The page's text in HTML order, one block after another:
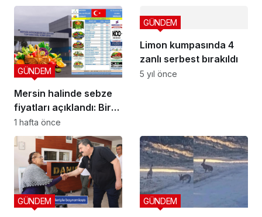
Mersin halinde sebze
fiyatları açıklandı: Bir
üründe düşüş yaşandı
GÜNDEM
1 hafta önce
Limon kumpasında 4
zanlı serbest bırakıldı
GÜNDEM
5 yıl önce
GÜNDEM GÜNDEM